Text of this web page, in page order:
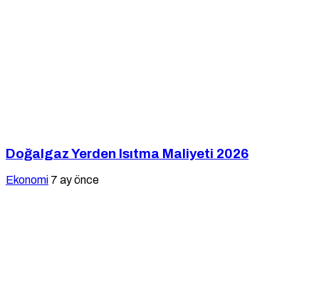
Doğalgaz Yerden Isıtma Maliyeti 2026
Ekonomi 7 ay önce